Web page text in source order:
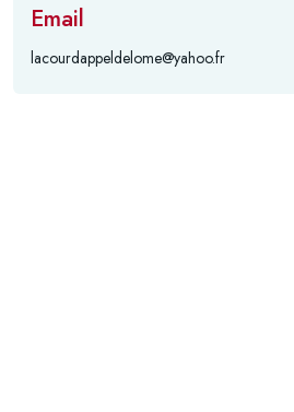
Email
lacourdappeldelome@yahoo.fr